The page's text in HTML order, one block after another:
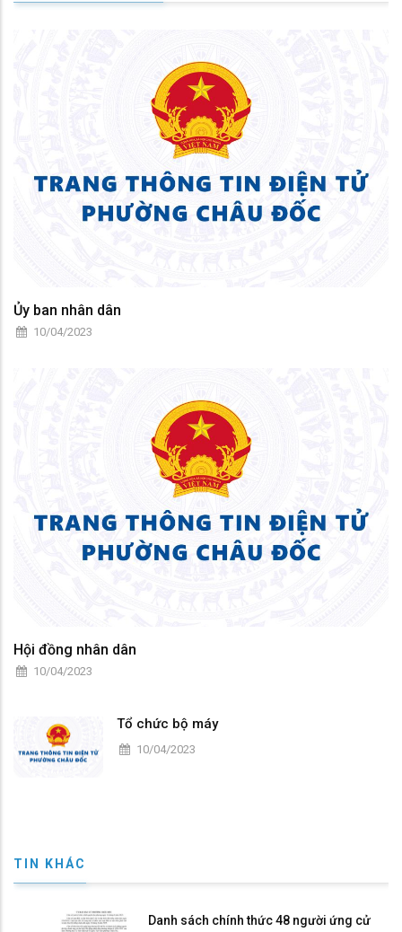
Ủy ban nhân dân
10/04/2023
Hội đồng nhân dân
10/04/2023
Tổ chức bộ máy
10/04/2023
TIN KHÁC
Danh sách chính thức 48 người ứng cử